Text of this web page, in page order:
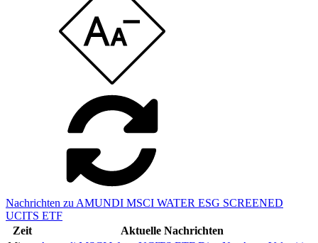
Nachrichten zu AMUNDI MSCI WATER ESG SCREENED
UCITS ETF
Zeit
Aktuelle Nachrichten